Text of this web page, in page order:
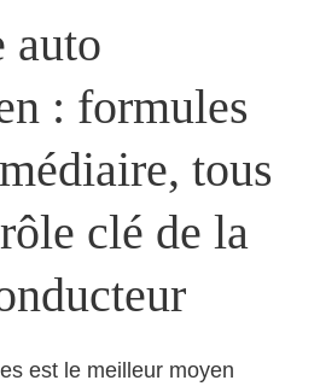
auto
: formules
tous
clé de la
est le meilleur moyen